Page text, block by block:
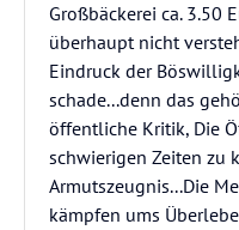
Großbäckerei ca. 3.50
überhaupt nicht
Eindruck der
schade...denn das
öffentliche Kritik, Die
schwierigen Zeiten zu
Armutszeugnis...Die
kämpfen ums